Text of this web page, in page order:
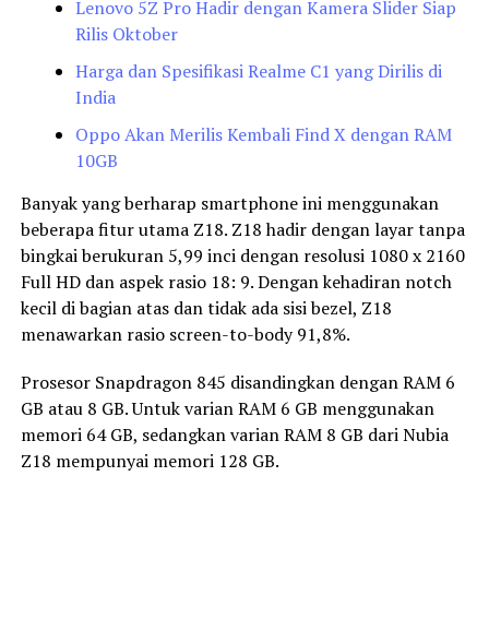
Lenovo 5Z Pro Hadir dengan Kamera Slider Siap
Rilis Oktober
Harga dan Spesifikasi Realme C1 yang Dirilis di
India
Oppo Akan Merilis Kembali Find X dengan RAM
10GB
Banyak yang berharap smartphone ini menggunakan
beberapa fitur utama Z18. Z18 hadir dengan layar tanpa
bingkai berukuran 5,99 inci dengan resolusi 1080 x 2160
Full HD dan aspek rasio 18: 9. Dengan kehadiran notch
kecil di bagian atas dan tidak ada sisi bezel, Z18
menawarkan rasio screen-to-body 91,8%.
Prosesor Snapdragon 845 disandingkan dengan RAM 6
GB atau 8 GB. Untuk varian RAM 6 GB menggunakan
memori 64 GB, sedangkan varian RAM 8 GB dari Nubia
Z18 mempunyai memori 128 GB.